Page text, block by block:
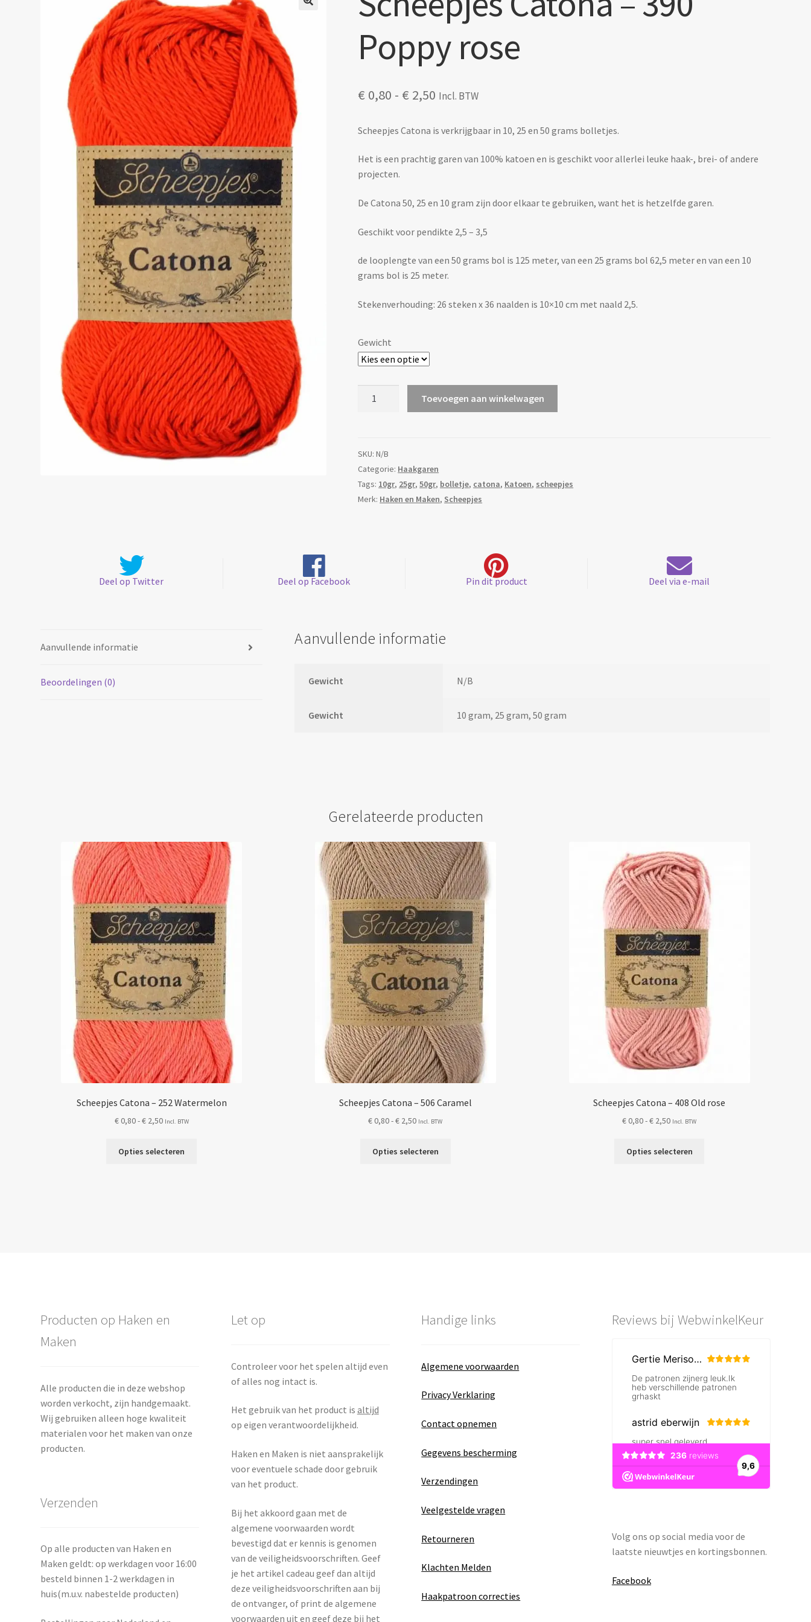
Poppy rose
€ 0,80 - € 2,50 Prijsklasse:
€ 2,50
Incl. BTW
Scheepjes Catona is verkrijgbaar in 10, 25 en 50 grams bolletjes.
Het is een prachtig garen van 100% katoen en is geschikt voor allerlei leuke haak-, brei- of andere
projecten.
De Catona 50, 25 en 10 gram zijn door elkaar te gebruiken, want het is hetzelfde garen.
Geschikt voor pendikte 2,5 – 3,5
de looplengte van een 50 grams bol is 125 meter, van een 25 grams bol 62,5 meter en van een 10
grams bol is 25 meter.
Stekenverhouding: 26 steken x 36 naalden is 10×10 cm met naald 2,5.
Gewicht
Poppy
rose
aantal
Toevoegen aan winkelwagen
SKU:N/B
Categorie: Haakgaren
Tags: 10gr, 25gr,50gr, bolletje, catona, Katoen, scheepjes
Merk: Haken en Maken, Scheepjes
Deel op Twitter Deel op Facebook Pin dit product Deel via e-mail
Aanvullende informatie
Beoordelingen (0)
Aanvullende informatie
Gewicht N/B
Gewicht 10 gram, 25 gram, 50 gram
Gerelateerde producten
Scheepjes Catona – 252 Watermelon
€0,80-€2,50Prijsklasse:
tot
Incl. BTW
Opties selecteren
productpagina
Scheepjes Catona – 506 Caramel
€0,80-€ 2,50Prijsklasse:
tot
Incl. BTW
Opties selecteren
productpagina
Scheepjes Catona – 408 Old rose
€0,80-€ 2,50Prijsklasse:
tot
Incl. BTW
Opties selecteren
productpagina
Producten op Haken en
Maken
Alle producten die in deze webshop
worden verkocht, zijn handgemaakt.
Wij gebruiken alleen hoge kwaliteit
materialen voor het maken van onze
producten.
Verzenden
Op alle producten van Haken en
Maken geldt: op werkdagen voor 16:00
besteld binnen 1-2 werkdagen in
huis(m.u.v. nabestelde producten)
Let op
Controleer voor het spelen altijd even
of alles nog intact is.
Het gebruik van het product is altijd
op eigen verantwoordelijkheid.
Haken en Maken is niet aansprakelijk
voor eventuele schade door gebruik
van het product.
Bij het akkoord gaan met de
algemene voorwaarden wordt
bevestigd dat er kennis is genomen
van de veiligheidsvoorschriften. Geef
je het artikel cadeau geef dan altijd
deze veiligheidsvoorschriften aan bij
de ontvanger, of print de algemene
voorwaarden uit en geef deze bij het
Handige links
Algemene voorwaarden
Privacy Verklaring
Contact opnemen
Gegevens bescherming
Verzendingen
Veelgestelde vragen
Retourneren
Klachten Melden
Haakpatroon correcties
Reviews bij WebwinkelKeur
Volg ons op social media voor de
laatste nieuwtjes en kortingsbonnen.
Facebook